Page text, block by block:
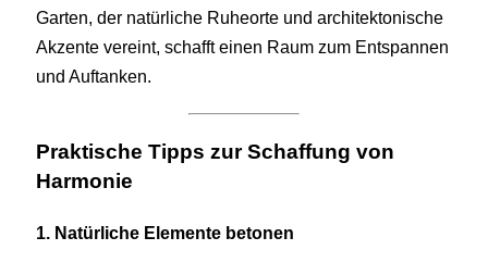
Garten, der natürliche Ruheorte und architektonische
Akzente vereint, schafft einen Raum zum Entspannen
und Auftanken.
Praktische Tipps zur Schaffung von
Harmonie
1. Natürliche Elemente betonen